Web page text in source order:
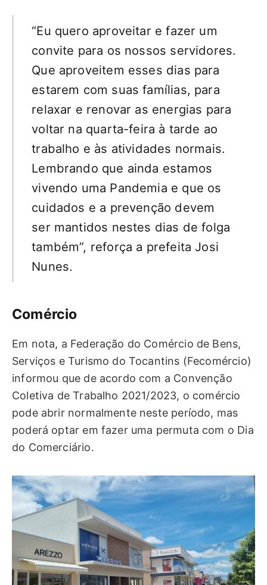
“Eu quero aproveitar e fazer um
convite para os nossos servidores.
Que aproveitem esses dias para
estarem com suas famílias, para
relaxar e renovar as energias para
voltar na quarta-feira à tarde ao
trabalho e às atividades normais.
Lembrando que ainda estamos
vivendo uma Pandemia e que os
cuidados e a prevenção devem
ser mantidos nestes dias de folga
também”, reforça a prefeita Josi
Nunes.
Comércio
Em nota, a Federação do Comércio de Bens,
Serviços e Turismo do Tocantins (Fecomércio)
informou que de acordo com a Convenção
Coletiva de Trabalho 2021/2023, o comércio
pode abrir normalmente neste período, mas
poderá optar em fazer uma permuta com o Dia
do Comerciário.